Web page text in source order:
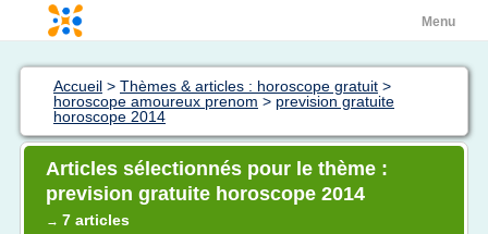
Menu
Accueil > Thèmes & articles : horoscope gratuit >
horoscope amoureux prenom > prevision gratuite
horoscope 2014
Articles sélectionnés pour le thème :
prevision gratuite horoscope 2014
→ 7 articles